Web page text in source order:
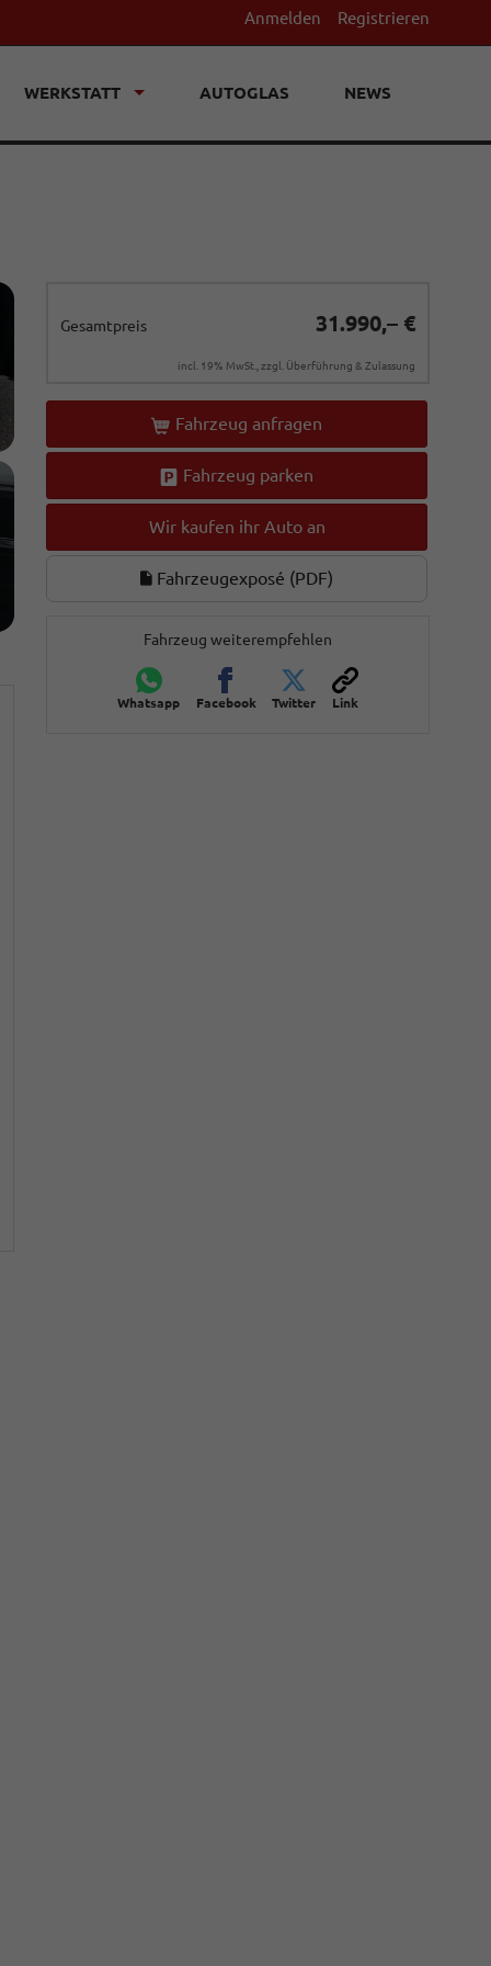
Anmelden Registrieren
WERKSTATT AUTOGLAS NEWS
Gesamtpreis 31.990,– €
incl. 19% MwSt., zzgl. Überführung & Zulassung
Fahrzeug anfragen
Fahrzeug parken
Wir kaufen ihr Auto an
Fahrzeugexposé (PDF)
Fahrzeug weiterempfehlen
Whatsapp Facebook Twitter Link